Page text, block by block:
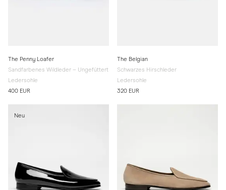
The Penny Loafer
Sandfarbenes Wildleder – Ungefüttert
Ledersohle
400 EUR
The Belgian
Schwarzes Hirschleder
Ledersohle
320 EUR
Neu